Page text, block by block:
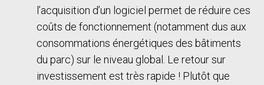
l’acquisition d’un logiciel permet de réduire ces
coûts de fonctionnement (notamment dus aux
consommations énergétiques des bâtiments
du parc) sur le niveau global. Le retour sur
investissement est très rapide ! Plutôt que